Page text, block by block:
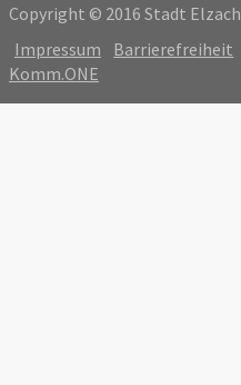
Copyright © 2016 Stadt Elzach
Impressum
Barrierefreiheit
Komm.ONE